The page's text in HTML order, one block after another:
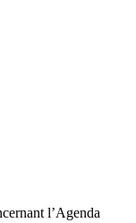
l’Agenda